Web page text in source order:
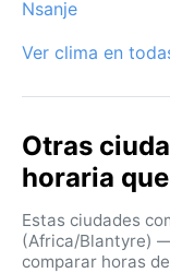
huracanes ni
solo dos
Nsanje
Ver clima en
Otras
horaria
Estas ciudades
(Africa/Blantyre)
comparar horas